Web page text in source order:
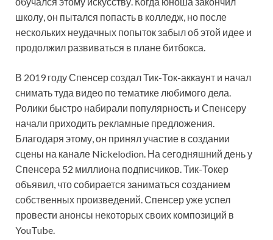
школу, он пытался попасть в колледж, но после
нескольких неудачных попыток забыл об этой идее и
продолжил развиваться в плане битбокса.
В 2019 году Спенсер создал Тик-Ток-аккаунт и начал
снимать туда видео по тематике любимого дела.
Ролики быстро набирали популярность и Спенсеру
начали приходить рекламные предложения.
Благодаря этому, он принял участие в создании
сцены на канале Nickelodion. На сегодняшний день у
Спенсера 52 миллиона подписчиков. Тик-Токер
объявил, что собирается заниматься созданием
собственных произведений. Спенсер уже успел
провести анонсы некоторых своих композиций в
YouTube.